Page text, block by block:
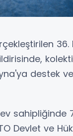
36.
Devlet ve